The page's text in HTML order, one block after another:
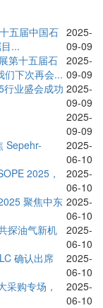
五届中国石
...
2025-
09-09
第十五届石
们下次再会...
2025-
09-09
业盛会成功 2025-
09-09
2025-
09-09
Sepehr-
2025-
06-10
2025，
2025-
06-10
聚焦中东 2025-
06-10
探油气新机
2025-
06-10
确认出席
2025-
06-10
采购专场，
2025-
06-10